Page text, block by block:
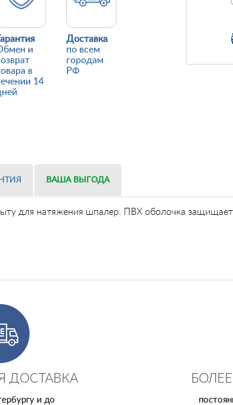
Гарантия
и
в
14
Доставка
по всем
городам
РФ
ВАША ВЫГОДА
для натяжения шпалер. ПВХ оболочка
ДОСТАВКА
и до